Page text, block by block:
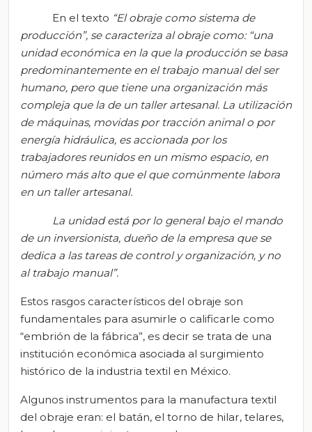
En el texto “El obraje como sistema de
producción”, se caracteriza al obraje como: “una
unidad económica en la que la producción se basa
predominantemente en el trabajo manual del ser
humano, pero que tiene una organización más
compleja que la de un taller artesanal. La utilización
de máquinas, movidas por tracción animal o por
energía hidráulica, es accionada por los
trabajadores reunidos en un mismo espacio, en
número más alto que el que comúnmente labora
en un taller artesanal.
La unidad está por lo general bajo el mando
de un inversionista, dueño de la empresa que se
dedica a las tareas de control y organización, y no
al trabajo manual”.
Estos rasgos característicos del obraje son
fundamentales para asumirle o calificarle como
“embrión de la fábrica”, es decir se trata de una
institución económica asociada al surgimiento
histórico de la industria textil en México.
Algunos instrumentos para la manufactura textil
del obraje eran: el batán, el torno de hilar, telares,